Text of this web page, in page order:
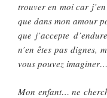
trouver en moi car
que dans mon amour
que j’accepte
n’en êtes pas dignes,
vous pouvez imaginer…
Mon enfant… ne